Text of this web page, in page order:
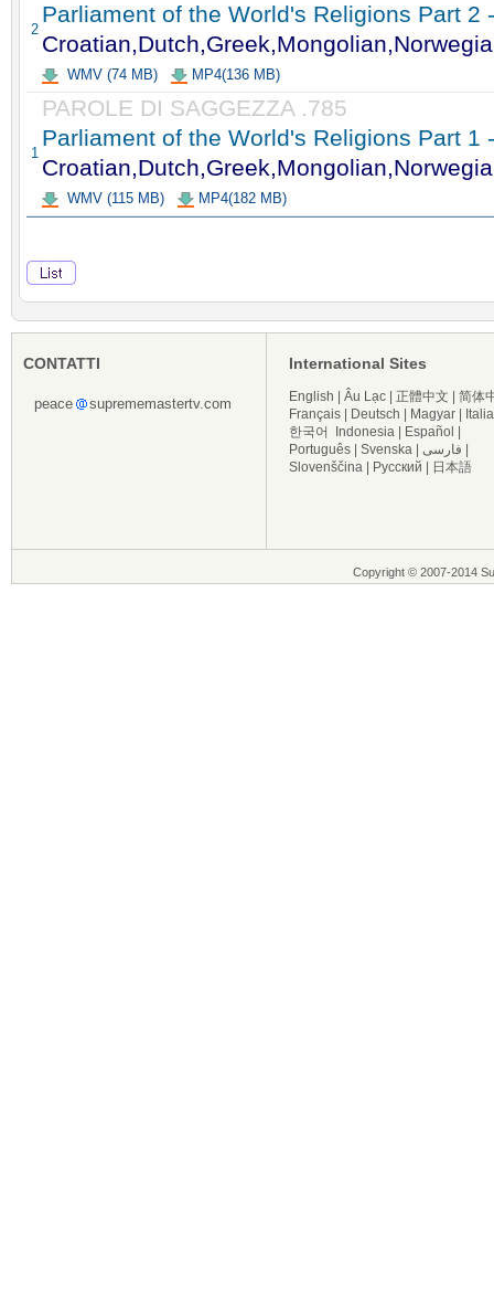
2
Parliament of the World's Religions Part 2
WMV (74 MB) MP4(136 MB)
1
PAROLE DI SAGGEZZA .785
Parliament of the World's Religions Part 1
WMV (115 MB) MP4(182 MB)
CONTATTI
peace suprememastertv.com
International Sites
English Âu Lạc 正體中文
简体
Français
Deutsch Magyar
한국어
Indonesia Español
Português
Svenska فارسی
Slovenščina
Русский 日本語
Copyright © 2007-2014